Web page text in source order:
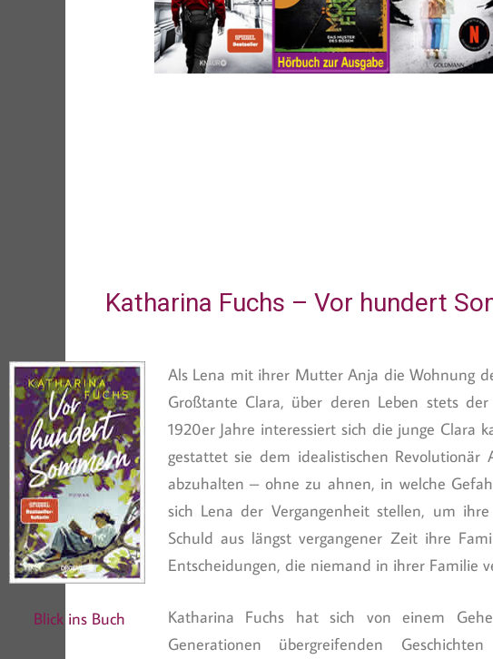
Katharina Fuchs – Vor hundert
Blick ins Buch
Als Lena mit ihrer Mutter Anja die Wohnung
Großtante Clara, über deren Leben stets
1920er Jahre interessiert sich die junge Clara
gestattet sie dem idealistischen
abzuhalten – ohne zu ahnen, in welche
sich Lena der Vergangenheit stellen, um
Schuld aus längst vergangener Zeit ihre
Entscheidungen, die niemand in ihrer Familie
Katharina Fuchs hat sich von einem
Generationen übergreifenden